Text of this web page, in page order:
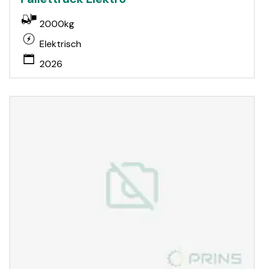
2000kg
Elektrisch
2026